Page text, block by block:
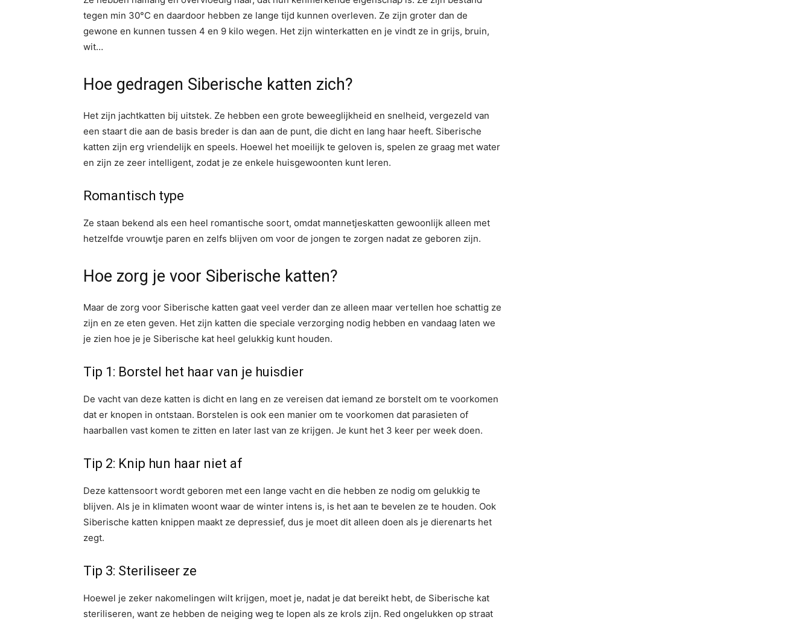
tegen min 30°C en daardoor hebben ze lange tijd kunnen overleven. Ze zijn groter dan de
gewone en kunnen tussen 4 en 9 kilo wegen. Het zijn winterkatten en je vindt ze in grijs, bruin,
wit…
Hoe gedragen Siberische katten zich?
Het zijn jachtkatten bij uitstek. Ze hebben een grote beweeglijkheid en snelheid, vergezeld van
een staart die aan de basis breder is dan aan de punt, die dicht en lang haar heeft. Siberische
katten zijn erg vriendelijk en speels. Hoewel het moeilijk te geloven is, spelen ze graag met water
en zijn ze zeer intelligent, zodat je ze enkele huisgewoonten kunt leren.
Romantisch type
Ze staan bekend als een heel romantische soort, omdat mannetjeskatten gewoonlijk alleen met
hetzelfde vrouwtje paren en zelfs blijven om voor de jongen te zorgen nadat ze geboren zijn.
Hoe zorg je voor Siberische katten?
Maar de zorg voor Siberische katten gaat veel verder dan ze alleen maar vertellen hoe schattig ze
zijn en ze eten geven. Het zijn katten die speciale verzorging nodig hebben en vandaag laten we
je zien hoe je je Siberische kat heel gelukkig kunt houden.
Tip 1: Borstel het haar van je huisdier
De vacht van deze katten is dicht en lang en ze vereisen dat iemand ze borstelt om te voorkomen
dat er knopen in ontstaan. Borstelen is ook een manier om te voorkomen dat parasieten of
haarballen vast komen te zitten en later last van ze krijgen. Je kunt het 3 keer per week doen.
Tip 2: Knip hun haar niet af
Deze kattensoort wordt geboren met een lange vacht en die hebben ze nodig om gelukkig te
blijven. Als je in klimaten woont waar de winter intens is, is het aan te bevelen ze te houden. Ook
Siberische katten knippen maakt ze depressief, dus je moet dit alleen doen als je dierenarts het
zegt.
Tip 3: Steriliseer ze
Hoewel je zeker nakomelingen wilt krijgen, moet je, nadat je dat bereikt hebt, de Siberische kat
steriliseren, want ze hebben de neiging weg te lopen als ze krols zijn. Red ongelukken op straat